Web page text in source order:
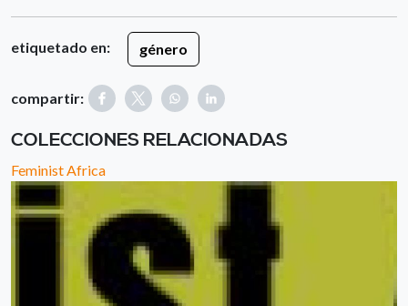
etiquetado en: género
compartir:
COLECCIONES RELACIONADAS
Feminist Africa